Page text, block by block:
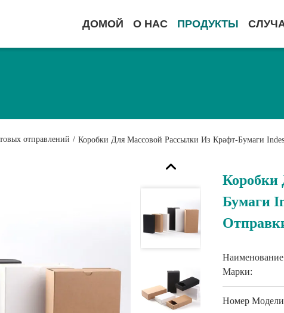
ДОМОЙ О НАС ПРОДУКТЫ
отправлений / Коробки Для Массовой Рассылки Из Крафт-Бумаги
Коробки
Бумаги
Наименование
Марки:
Номер